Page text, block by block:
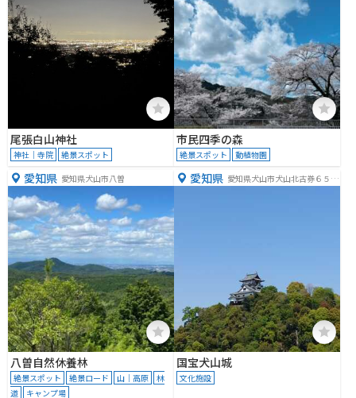
尾張白山神社
神社｜寺院 絶景スポット
市民四季の森
絶景スポット 動植物園
愛知県 愛知県犬山市八曽
八曽自然休養林
絶景スポット 絶景ロード 山｜高原
林
道
キャンプ場
愛知県 愛知県犬山市犬山北古券６５
国宝犬山城
文化施設